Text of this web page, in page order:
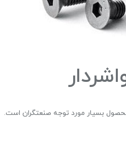
بسیار مورد توجه صنعتگران است.